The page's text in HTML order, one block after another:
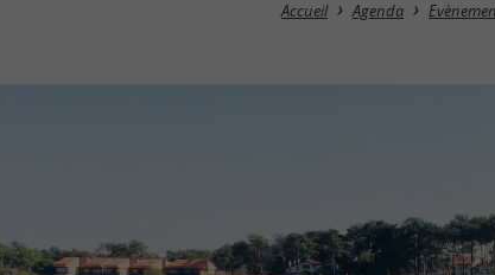
Accueil Agenda